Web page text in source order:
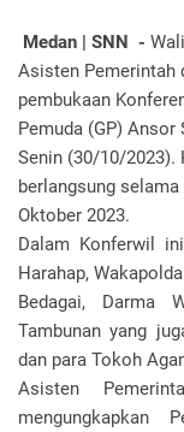
Medan | SNN -
Asisten Pemerintah
pembukaan
Pemuda (GP)
Senin (30/10/2023).
berlangsung
Oktober 2023.
Dalam Konferwil
Harahap,
Bedagai, Darma
Tambunan yang
dan para Tokoh
Asisten
mengungkapkan